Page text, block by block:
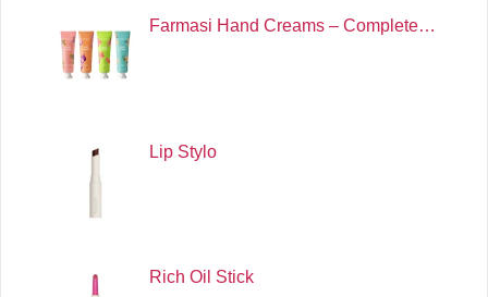
Farmasi Hand Creams – Complete…
Lip Stylo
Rich Oil Stick